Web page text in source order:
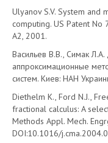
Ulyanov S.V. System
computing. US Patent No
A2, 2001.
Васильев В.В., Симак
аппроксимационные
систем. Киев: НАН
Diethelm K., Ford N.J.,
fractional calculus: A
Methods Appl. Mech.
DOI:10.1016/